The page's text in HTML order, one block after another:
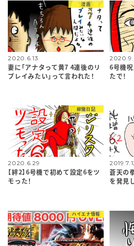
漫画
2020.6.13
妻に「アナタって黄7 4連後のリ
プレイみたい」って言われた！
6号機
たで！
稼働日記
2020.6.29
【絆2】6号機で初めて設定6をツ
モった！
蒼天の
を発見
ハイエナ情報